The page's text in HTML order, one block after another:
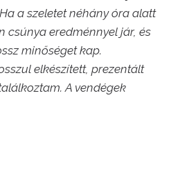
a szeletet néhány óra alatt
csúnya eredménnyel jár, és
minőséget kap.
elkészített, prezentált
A vendégek